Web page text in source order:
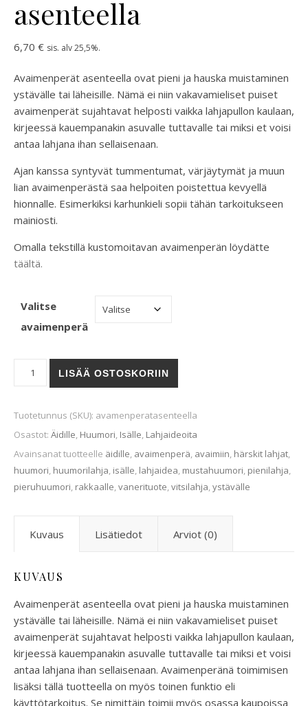
asenteella
6,70 € sis. alv 25,5%.
Avaimenperät asenteella ovat pieni ja hauska muistaminen
ystävälle tai läheisille. Nämä ei niin vakavamieliset puiset
avaimenperät sujahtavat helposti vaikka lahjapullon kaulaan,
kirjeessä kauempanakin asuvalle tuttavalle tai miksi et voisi
antaa lahjana ihan sellaisenaan.
Ajan kanssa syntyvät tummentumat, värjäytymät ja muun
lian avaimenperästä saa helpoiten poistettua kevyellä
hionnalle. Esimerkiksi karhunkieli sopii tähän tarkoitukseen
mainiosti.
Omalla tekstillä kustomoitavan avaimenperän löydätte
täältä.
Valitse
avaimenperä
Avaimenperät asenteella määrä
LISÄÄ OSTOSKORIIN
Tuotetunnus (SKU): avamenperatasenteella
Osastot: Äidille Huumori Isälle Lahjaideoita
Avainsanat tuotteelle äidille avaimenperä avaimiin härskit lahjat
huumori huumorilahja isälle lahjaidea mustahuumori pienilahja
pieruhuumori rakkaalle vanerituote vitsilahja ystävälle
Kuvaus Lisätiedot Arviot (0)
KUVAUS
Avaimenperät asenteella ovat pieni ja hauska muistaminen
ystävälle tai läheisille. Nämä ei niin vakavamieliset puiset
avaimenperät sujahtavat helposti vaikka lahjapullon kaulaan,
kirjeessä kauempanakin asuvalle tuttavalle tai miksi et voisi
antaa lahjana ihan sellaisenaan. Avaimenperänä toimimisen
lisäksi tällä tuotteella on myös toinen funktio eli
käyttötarkoitus. Se nimittäin toimii myös osassa kaupoissa